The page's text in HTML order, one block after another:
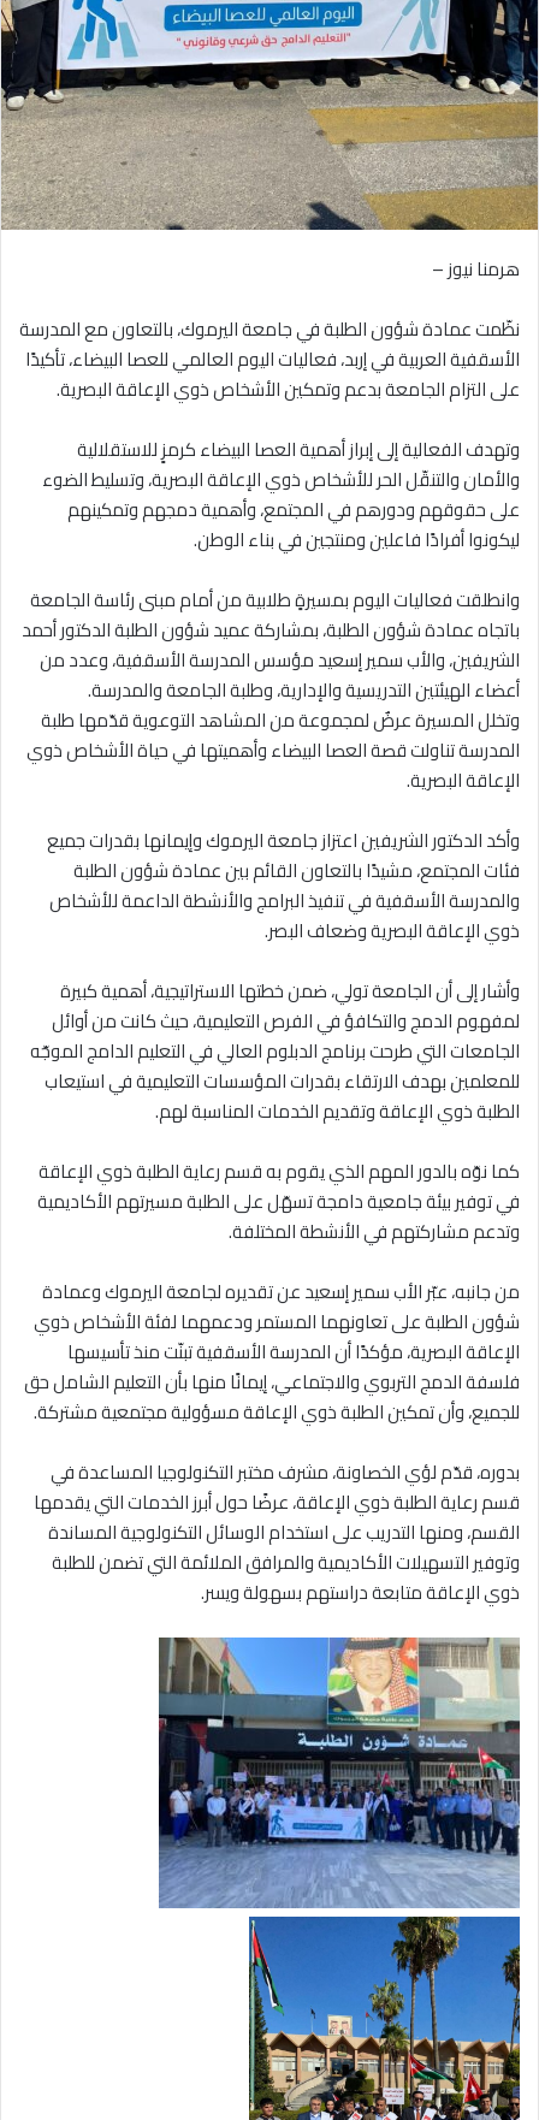
هرمنا نيوز –
نظّمت عمادة شؤون الطلبة في جامعة اليرموك، بالتعاون مع المدرسة
الأسقفية العربية في إربد، فعاليات اليوم العالمي للعصا البيضاء، تأكيدًا
على التزام الجامعة بدعم وتمكين الأشخاص ذوي الإعاقة البصرية.
وتهدف الفعالية إلى إبراز أهمية العصا البيضاء كرمزٍ للاستقلالية
والأمان والتنقّل الحر للأشخاص ذوي الإعاقة البصرية، وتسليط الضوء
على حقوقهم ودورهم في المجتمع، وأهمية دمجهم وتمكينهم
ليكونوا أفرادًا فاعلين ومنتجين في بناء الوطن.
وانطلقت فعاليات اليوم بمسيرةٍ طلابية من أمام مبنى رئاسة الجامعة
باتجاه عمادة شؤون الطلبة، بمشاركة عميد شؤون الطلبة الدكتور أحمد
الشريفين، والأب سمير إسعيد مؤسس المدرسة الأسقفية، وعدد من
أعضاء الهيئتين التدريسية والإدارية، وطلبة الجامعة والمدرسة.
وتخلل المسيرة عرضٌ لمجموعة من المشاهد التوعوية قدّمها طلبة
المدرسة تناولت قصة العصا البيضاء وأهميتها في حياة الأشخاص ذوي
الإعاقة البصرية.
وأكد الدكتور الشريفين اعتزاز جامعة اليرموك وإيمانها بقدرات جميع
فئات المجتمع، مشيدًا بالتعاون القائم بين عمادة شؤون الطلبة
والمدرسة الأسقفية في تنفيذ البرامج والأنشطة الداعمة للأشخاص
ذوي الإعاقة البصرية وضعاف البصر.
وأشار إلى أن الجامعة تولي، ضمن خطتها الاستراتيجية، أهمية كبيرة
لمفهوم الدمج والتكافؤ في الفرص التعليمية، حيث كانت من أوائل
الجامعات التي طرحت برنامج الدبلوم العالي في التعليم الدامج الموجّه
للمعلمين بهدف الارتقاء بقدرات المؤسسات التعليمية في استيعاب
الطلبة ذوي الإعاقة وتقديم الخدمات المناسبة لهم.
كما نوّه بالدور المهم الذي يقوم به قسم رعاية الطلبة ذوي الإعاقة
في توفير بيئة جامعية دامجة تسهّل على الطلبة مسيرتهم الأكاديمية
وتدعم مشاركتهم في الأنشطة المختلفة.
من جانبه، عبّر الأب سمير إسعيد عن تقديره لجامعة اليرموك وعمادة
شؤون الطلبة على تعاونهما المستمر ودعمهما لفئة الأشخاص ذوي
الإعاقة البصرية، مؤكدًا أن المدرسة الأسقفية تبنّت منذ تأسيسها
فلسفة الدمج التربوي والاجتماعي، إيمانًا منها بأن التعليم الشامل حق
للجميع، وأن تمكين الطلبة ذوي الإعاقة مسؤولية مجتمعية مشتركة.
بدوره، قدّم لؤي الخصاونة، مشرف مختبر التكنولوجيا المساعدة في
قسم رعاية الطلبة ذوي الإعاقة، عرضًا حول أبرز الخدمات التي يقدمها
القسم، ومنها التدريب على استخدام الوسائل التكنولوجية المساندة
وتوفير التسهيلات الأكاديمية والمرافق الملائمة التي تضمن للطلبة
ذوي الإعاقة متابعة دراستهم بسهولة ويسر.